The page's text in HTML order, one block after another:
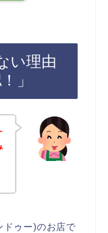
い理由
」
ドゥー)のお店で